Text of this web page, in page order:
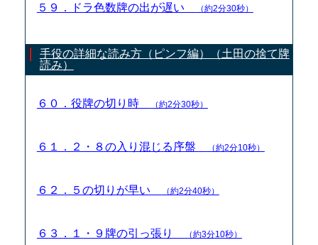
５９．ドラ色数牌の出が遅い （約2分30秒）
手役の詳細な読み方（ピンフ編）（土田の捨て牌
読み）
６０．役牌の切り時 （約2分30秒）
６１．２・８の入り混じる序盤 （約2分10秒）
６２．５の切りが早い （約2分40秒）
６３．１・９牌の引っ張り （約3分10秒）